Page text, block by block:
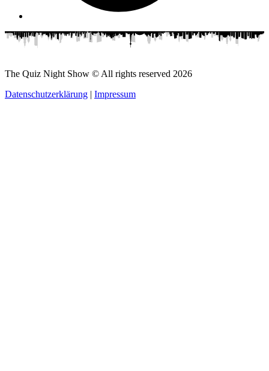
The Quiz Night Show © All rights reserved 2026
Datenschutzerklärung | Impressum